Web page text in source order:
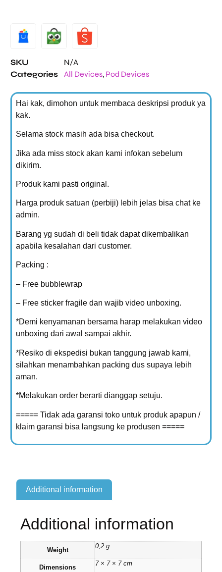
SKU
N/A
Categories
All Devices, Pod Devices
Hai kak, dimohon untuk membaca deskripsi produk ya
kak.
Selama stock masih ada bisa checkout.
Jika ada miss stock akan kami infokan sebelum
dikirim.
Produk kami pasti original.
Harga produk satuan (perbiji) lebih jelas bisa chat ke
admin.
Barang yg sudah di beli tidak dapat dikembalikan
apabila kesalahan dari customer.
Packing :
– Free bubblewrap
– Free sticker fragile dan wajib video unboxing.
*Demi kenyamanan bersama harap melakukan video
unboxing dari awal sampai akhir.
*Resiko di ekspedisi bukan tanggung jawab kami,
silahkan menambahkan packing dus supaya lebih
aman.
*Melakukan order berarti dianggap setuju.
===== Tidak ada garansi toko untuk produk apapun /
klaim garansi bisa langsung ke produsen =====
Additional information
Additional information
Weight
0,2 g
Dimensions
7 × 7 × 7 cm